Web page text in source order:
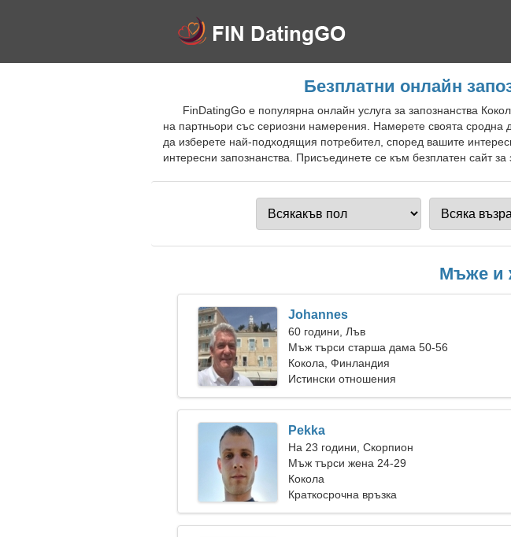
Безплатни онлайн
FinDatingGo е популярна онлайн услуга за запознанства
на партньори със сериозни намерения. Намерете своята
да изберете най-подходящия потребител, според вашите
интересни запознанства. Присъединете се към безплатен сайт
Мъже и
Johannes
60 години, Лъв
Мъж търси старша дама 50-56
Кокола, Финландия
Истински отношения
Pekka
На 23 години, Скорпион
Мъж търси жена 24-29
Кокола
Краткосрочна връзка